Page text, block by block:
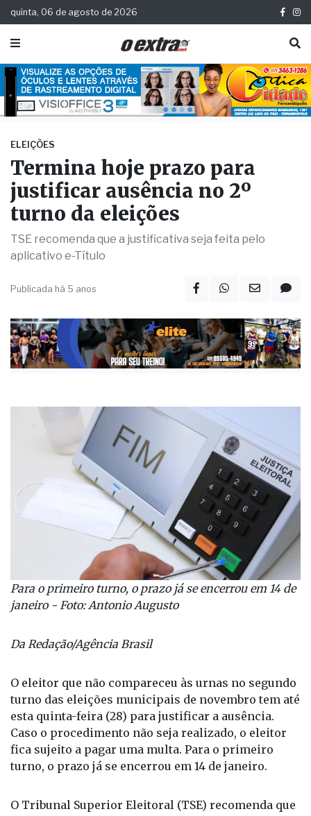
quinta, 06 de agosto de 2026
ELEIÇÕES
Termina hoje prazo para
justificar ausência no 2º
turno da eleições
TSE recomenda que a justificativa seja feita pelo
Para o primeiro turno, o prazo já se encerrou em 14 de
O eleitor que não compareceu às urnas no segundo
turno das eleições municipais de novembro tem até
esta quinta-feira (28) para justificar a ausência.
Caso o procedimento não seja realizado, o eleitor
fica sujeito a pagar uma multa. Para o primeiro